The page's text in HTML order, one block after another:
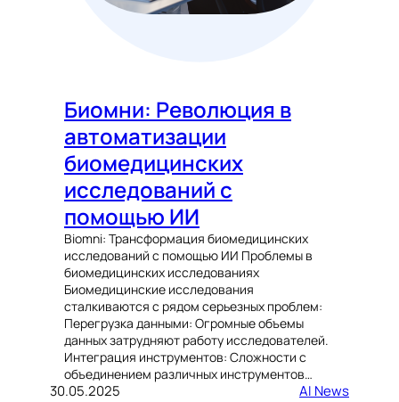
Биомни: Революция в
автоматизации
биомедицинских
исследований с
помощью ИИ
Biomni: Трансформация биомедицинских
исследований с помощью ИИ Проблемы в
биомедицинских исследованиях
Биомедицинские исследования
сталкиваются с рядом серьезных проблем:
Перегрузка данными: Огромные объемы
данных затрудняют работу исследователей.
Интеграция инструментов: Сложности с
объединением различных инструментов…
30.05.2025 AI News